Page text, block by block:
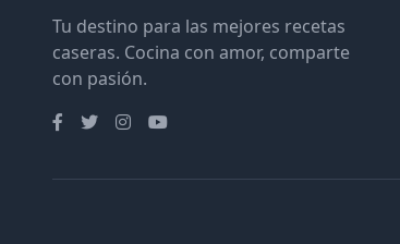
Tu destino para las mejores recetas
caseras. Cocina con amor, comparte
con pasión.